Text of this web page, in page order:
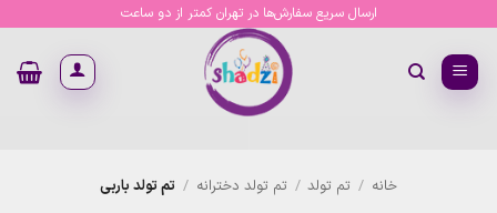
content
ارسال سریع سفارش‌ها در تهران کمتر از دو ساعت
خانه / تم تولد / تم تولد دخترانه / تم تولد باربی